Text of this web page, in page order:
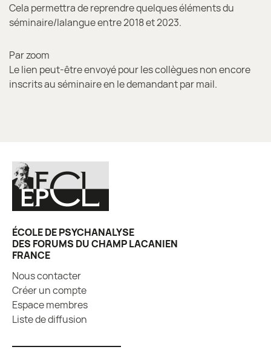
Cela permettra de reprendre quelques éléments du
séminaire/lalangue entre 2018 et 2023.
Par zoom
Le lien peut-être envoyé pour les collègues non encore
inscrits au séminaire en le demandant par mail.
ÉCOLE DE PSYCHANALYSE
DES FORUMS DU CHAMP LACANIEN
FRANCE
Nous contacter
Créer un compte
Espace membres
Liste de diffusion